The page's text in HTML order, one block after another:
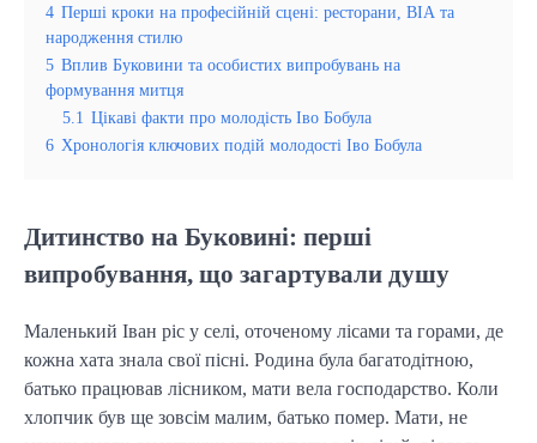
4 Перші кроки на професійній сцені: ресторани, ВІА та
народження стилю
5 Вплив Буковини та особистих випробувань на
формування митця
5.1 Цікаві факти про молодість Іво Бобула
6 Хронологія ключових подій молодості Іво Бобула
Дитинство на Буковині: перші
випробування, що загартували душу
Маленький Іван ріс у селі, оточеному лісами та горами, де
кожна хата знала свої пісні. Родина була багатодітною,
батько працював лісником, мати вела господарство. Коли
хлопчик був ще зовсім малим, батько помер. Мати, не